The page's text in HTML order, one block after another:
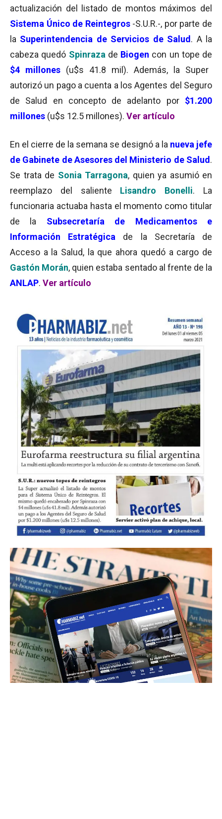
actualización del listado de montos máximos del
Sistema Único de Reintegros-S.U.R.-, por parte de
la Superintendencia de Servicios de Salud . A la
cabeza quedó Spinraza de Biogen con un tope de
$4 millones (u$s 41.8 mil). Además, la Super
autorizó un pago a cuenta a los Agentes del Seguro
de Salud en concepto de adelanto por $1.200
millones (u$s 12.5 millones). Ver artículo
En el cierre de la semana se designó a la nueva jefe
de Gabinete de Asesores del Ministerio de Salud .
Se trata de Sonia Tarragona, quien ya asumió en
reemplazo del saliente Lisandro Bonelli. La
funcionaria actuaba hasta el momento como titular
de la Subsecretaría de Medicamentos e
Información Estratégica de la Secretaría de
Acceso a la Salud, la que ahora quedó a cargo de
Gastón Morán, quien estaba sentado al frente de la
ANLAP. Ver artículo